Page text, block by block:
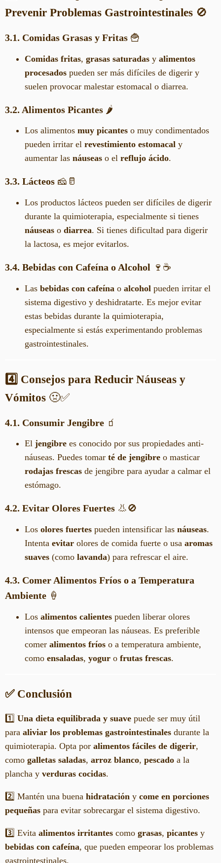
Prevenir Problemas Gastrointestinales 🚫
3.1. Comidas Grasas y Fritas 🍟
Comidas fritas, grasas saturadas y alimentos
procesados pueden ser más difíciles de digerir y
suelen provocar malestar estomacal o diarrea.
3.2. Alimentos Picantes 🌶️
Los alimentos muy picantes o muy condimentados
pueden irritar el revestimiento estomacal y
aumentar las náuseas o el reflujo ácido.
3.3. Lácteos 🧀🥛
Los productos lácteos pueden ser difíciles de digerir
durante la quimioterapia, especialmente si tienes
náuseas o diarrea. Si tienes dificultad para digerir
la lactosa, es mejor evitarlos.
3.4. Bebidas con Cafeína o Alcohol 🍷☕
Las bebidas con cafeína o alcohol pueden irritar el
sistema digestivo y deshidratarte. Es mejor evitar
estas bebidas durante la quimioterapia,
especialmente si estás experimentando problemas
gastrointestinales.
4️⃣ Consejos para Reducir Náuseas y
Vómitos 🤢✅
4.1. Consumir Jengibre 🧃
El jengibre es conocido por sus propiedades anti-
náuseas. Puedes tomar té de jengibre o masticar
rodajas frescas de jengibre para ayudar a calmar el
estómago.
4.2. Evitar Olores Fuertes 👃🚫
Los olores fuertes pueden intensificar las náuseas.
Intenta evitar olores de comida fuerte o usa aromas
suaves (como lavanda) para refrescar el aire.
4.3. Comer Alimentos Fríos o a Temperatura
Ambiente 🍦
Los alimentos calientes pueden liberar olores
intensos que empeoran las náuseas. Es preferible
comer alimentos fríos o a temperatura ambiente,
como ensaladas, yogur o frutas frescas.
✅ Conclusión
1️⃣ Una dieta equilibrada y suave puede ser muy útil
para aliviar los problemas gastrointestinales durante la
quimioterapia. Opta por alimentos fáciles de digerir,
como galletas saladas, arroz blanco, pescado a la
plancha y verduras cocidas.
2️⃣ Mantén una buena hidratación y come en porciones
pequeñas para evitar sobrecargar el sistema digestivo.
3️⃣ Evita alimentos irritantes como grasas, picantes y
bebidas con cafeína, que pueden empeorar los problemas
gastrointestinales.